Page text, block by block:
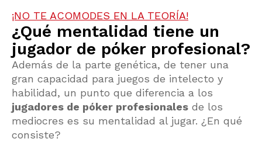
¡NO TE ACOMODES EN LA TEORÍA!
¿Qué mentalidad tiene un
jugador de póker profesional?
Además de la parte genética, de tener una
gran capacidad para juegos de intelecto y
habilidad, un punto que diferencia a los
jugadores de póker profesionales de los
mediocres es su mentalidad al jugar. ¿En qué
consiste?